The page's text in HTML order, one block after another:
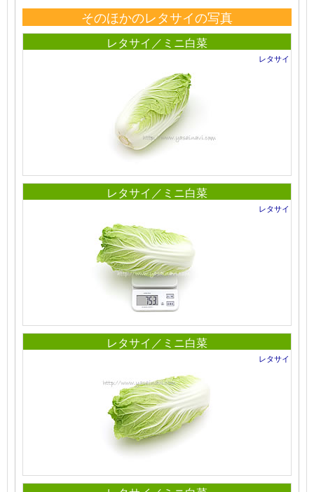
そのほかのレタサイの写真
レタサイ／ミニ白菜
レタサイ
レタサイ／ミニ白菜
レタサイ
レタサイ／ミニ白菜
レタサイ